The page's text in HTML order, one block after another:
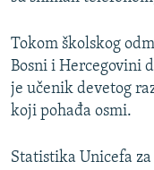
Tokom školskog
Bosni i Hercegovini
je učenik devetog
koji pohađa osmi.
Statistika Unicefa